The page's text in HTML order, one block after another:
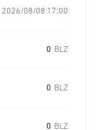
2026/08/08 17:00
0 BLZ
0 BLZ
0 BLZ